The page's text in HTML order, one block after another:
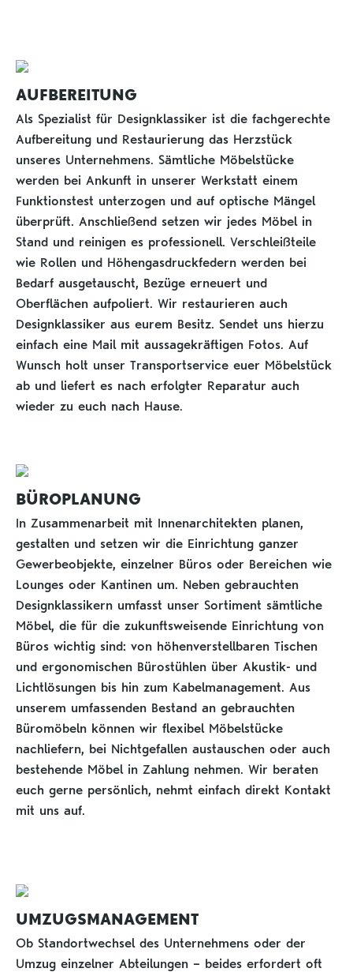
AUFBEREITUNG
Als Spezialist für Designklassiker ist die fachgerechte
Aufbereitung und Restaurierung das Herzstück
unseres Unternehmens. Sämtliche Möbelstücke
werden bei Ankunft in unserer Werkstatt einem
Funktionstest unterzogen und auf optische Mängel
überprüft. Anschließend setzen wir jedes Möbel in
Stand und reinigen es professionell. Verschleißteile
wie Rollen und Höhengasdruckfedern werden bei
Bedarf ausgetauscht, Bezüge erneuert und
Oberflächen aufpoliert. Wir restaurieren auch
Designklassiker aus eurem Besitz. Sendet uns hierzu
einfach eine Mail mit aussagekräftigen Fotos. Auf
Wunsch holt unser Transportservice euer Möbelstück
ab und liefert es nach erfolgter Reparatur auch
wieder zu euch nach Hause.
BÜROPLANUNG
In Zusammenarbeit mit Innenarchitekten planen,
gestalten und setzen wir die Einrichtung ganzer
Gewerbeobjekte, einzelner Büros oder Bereichen wie
Lounges oder Kantinen um. Neben gebrauchten
Designklassikern umfasst unser Sortiment sämtliche
Möbel, die für die zukunftsweisende Einrichtung von
Büros wichtig sind: von höhenverstellbaren Tischen
und ergonomischen Bürostühlen über Akustik- und
Lichtlösungen bis hin zum Kabelmanagement. Aus
unserem umfassenden Bestand an gebrauchten
Büromöbeln können wir flexibel Möbelstücke
nachliefern, bei Nichtgefallen austauschen oder auch
bestehende Möbel in Zahlung nehmen. Wir beraten
euch gerne persönlich, nehmt einfach direkt Kontakt
mit uns auf.
UMZUGSMANAGEMENT
Ob Standortwechsel des Unternehmens oder der
Umzug einzelner Abteilungen – beides erfordert oft